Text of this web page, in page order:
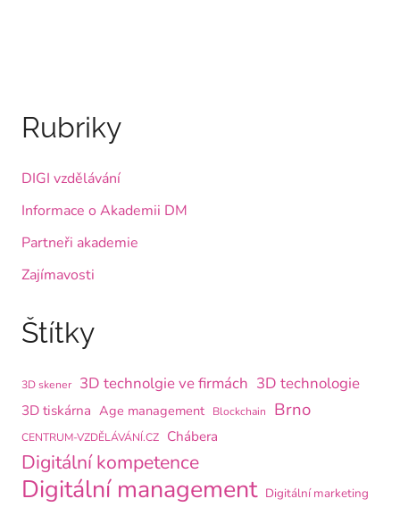
Rubriky
DIGI vzdělávání
Informace o Akademii DM
Partneři akademie
Zajímavosti
Štítky
3D skener 3D technolgie ve firmách 3D technologie
3D tiskárna Age management Blockchain Brno
CENTRUM-VZDĚLÁVÁNÍ.CZ Chábera
Digitální kompetence
Digitální management Digitální marketing